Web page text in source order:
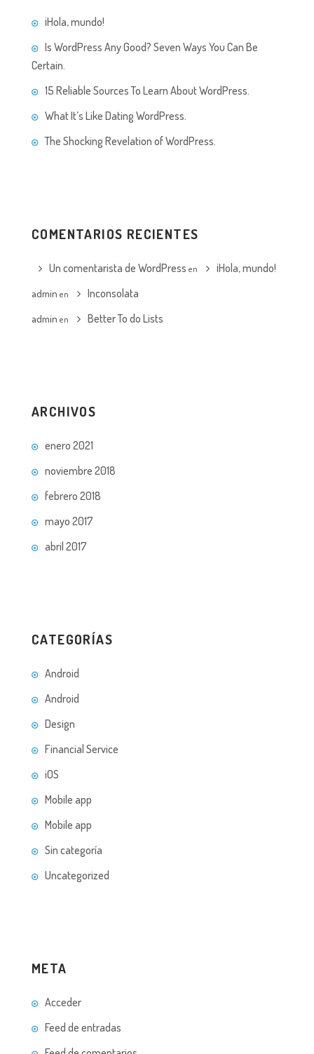
¡Hola, mundo!
Is WordPress Any Good? Seven Ways You Can Be
Certain.
15 Reliable Sources To Learn About WordPress.
What It’s Like Dating WordPress.
The Shocking Revelation of WordPress.
COMENTARIOS RECIENTES
Un comentarista de WordPress en ¡Hola, mundo!
admin en Inconsolata
admin en Better To do Lists
ARCHIVOS
enero 2021
noviembre 2018
febrero 2018
mayo 2017
abril 2017
CATEGORÍAS
Android
Android
Design
Financial Service
iOS
Mobile app
Mobile app
Sin categoría
Uncategorized
META
Acceder
Feed de entradas